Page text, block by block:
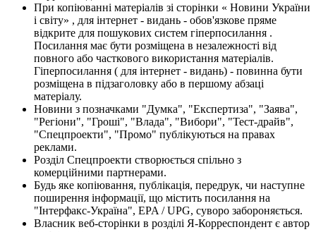
При копіюванні матеріалів зі сторінки « Новини України
і світу» , для інтернет - видань - обов'язкове пряме
відкрите для пошукових систем гіперпосилання .
Посилання має бути розміщена в незалежності від
повного або часткового використання матеріалів.
Гіперпосилання ( для інтернет - видань) - повинна бути
розміщена в підзаголовку або в першому абзаці
матеріалу.
Новини з позначками "Думка", "Експертиза", "Заява",
"Регіони", "Гроші", "Влада", "Вибори", "Тест-драйв",
"Спецпроекти", "Промо" публікуються на правах
реклами.
Розділ Спецпроекти створюється спільно з
комерційними партнерами.
Будь яке копіювання, публікація, передрук, чи наступне
поширення інформації, що містить посилання на
"Інтерфакс-Україна", EPA / UPG, суворо забороняється.
Власник веб-сторінки в розділі Я-Корреспондент є автор